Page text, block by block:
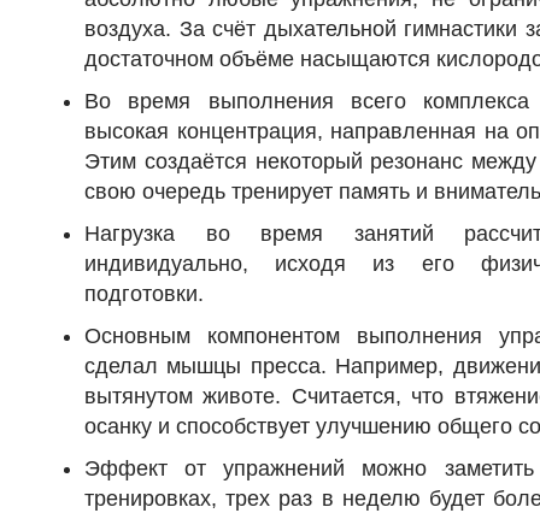
воздуха. За счёт дыхательной
достаточном объёме насыщаются
Во время выполнения всего комплекса
высокая концентрация, направленная на
Этим создаётся некоторый резонанс
свою очередь тренирует память и
Нагрузка во время занятий
индивидуально, исходя из его
подготовки.
Основным компонентом выполнения
сделал мышцы пресса. Например,
вытянутом животе. Считается, что
осанку и способствует улучшению общего
Эффект от упражнений можно
тренировках, трех раз в неделю будет